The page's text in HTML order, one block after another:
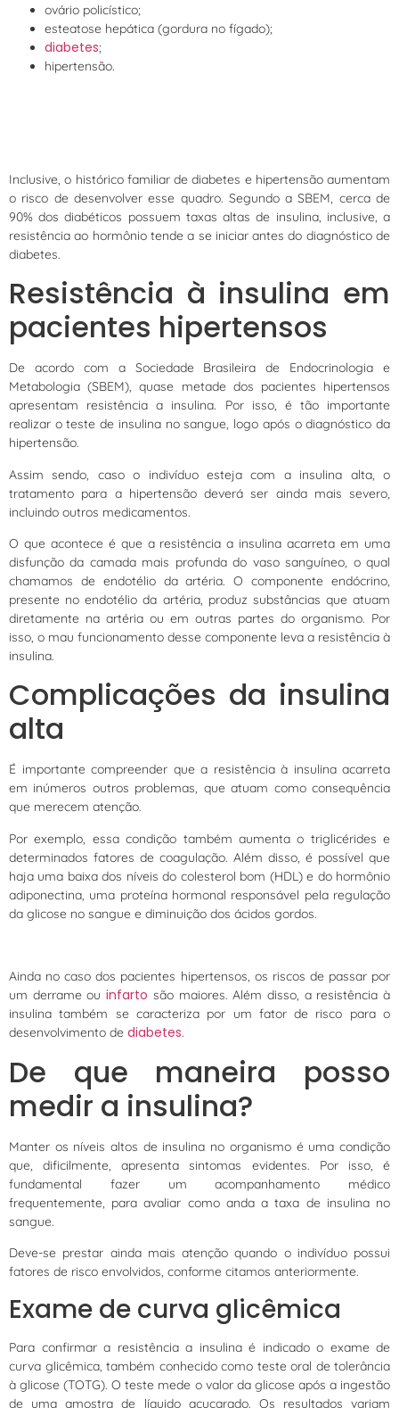
ovário policístico;
esteatose hepática (gordura no fígado);
diabetes;
hipertensão.
Inclusive, o histórico familiar de diabetes e hipertensão aumentam
o risco de desenvolver esse quadro. Segundo a SBEM, cerca de
90% dos diabéticos possuem taxas altas de insulina, inclusive, a
resistência ao hormônio tende a se iniciar antes do diagnóstico de
diabetes.
Resistência à insulina em
pacientes hipertensos
De acordo com a Sociedade Brasileira de Endocrinologia e
Metabologia (SBEM), quase metade dos pacientes hipertensos
apresentam resistência a insulina. Por isso, é tão importante
realizar o teste de insulina no sangue, logo após o diagnóstico da
hipertensão.
Assim sendo, caso o indivíduo esteja com a insulina alta, o
tratamento para a hipertensão deverá ser ainda mais severo,
incluindo outros medicamentos.
O que acontece é que a resistência a insulina acarreta em uma
disfunção da camada mais profunda do vaso sanguíneo, o qual
chamamos de endotélio da artéria. O componente endócrino,
presente no endotélio da artéria, produz substâncias que atuam
diretamente na artéria ou em outras partes do organismo. Por
isso, o mau funcionamento desse componente leva a resistência à
insulina.
Complicações da insulina
alta
É importante compreender que a resistência à insulina acarreta
em inúmeros outros problemas, que atuam como consequência
que merecem atenção.
Por exemplo, essa condição também aumenta o triglicérides e
determinados fatores de coagulação. Além disso, é possível que
haja uma baixa dos níveis do colesterol bom (HDL) e do hormônio
adiponectina, uma proteína hormonal responsável pela regulação
da glicose no sangue e diminuição dos ácidos gordos.
Ainda no caso dos pacientes hipertensos, os riscos de passar por
um derrame ouinfarto são maiores. Além disso, a resistência à
insulina também se caracteriza por um fator de risco para o
desenvolvimento de diabetes.
De que maneira posso
medir a insulina?
Manter os níveis altos de insulina no organismo é uma condição
que, dificilmente, apresenta sintomas evidentes. Por isso, é
fundamental fazer um acompanhamento médico
frequentemente, para avaliar como anda a taxa de insulina no
sangue.
Deve-se prestar ainda mais atenção quando o indivíduo possui
fatores de risco envolvidos, conforme citamos anteriormente.
Exame de curva glicêmica
Para confirmar a resistência a insulina é indicado o exame de
curva glicêmica, também conhecido como teste oral de tolerância
à glicose (TOTG). O teste mede o valor da glicose após a ingestão
de uma amostra de líquido açucarado. Os resultados variam